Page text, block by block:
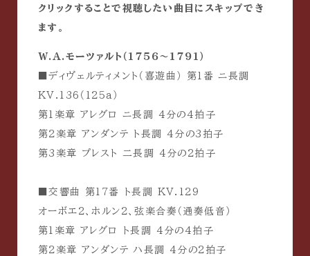
クリックすることで視聴したい曲目にスキップでき
ます。
W.A.モーツァルト（1756〜1791）
■ディヴェルティメント（喜遊曲） 第1番 ニ長調
KV.136（125a）
第1楽章 アレグロ ニ長調 4分の4拍子
第2楽章 アンダンテ ト長調 4分の3拍子
第3楽章 プレスト 二長調 4分の2拍子
■交響曲 第17番 ト長調 KV.129
オーボエ2、ホルン2、弦楽合奏（通奏低音）
第1楽章 アレグロ ト長調 4分の4拍子
第2楽章 アンダンテ ハ長調 4分の2拍子